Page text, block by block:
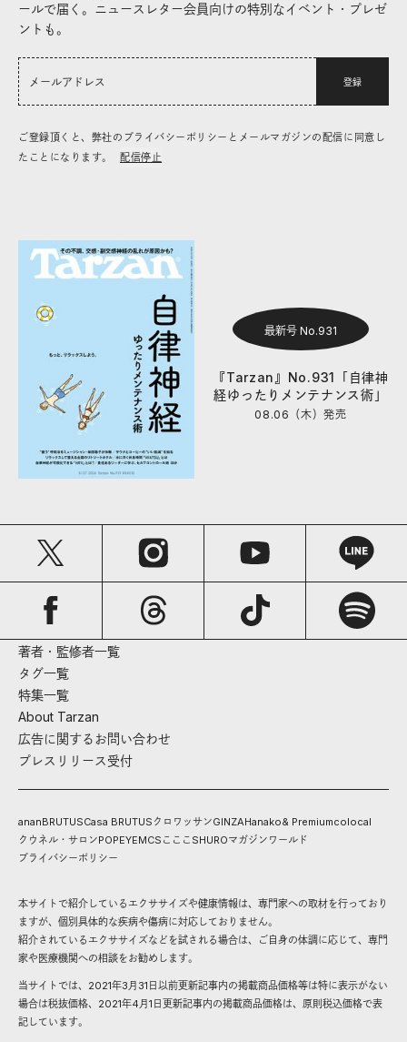
ールで届く。ニュースレター会員向けの特別なイベント・プレゼ
ントも。
登録
ご登録頂くと、弊社のプライバシーポリシーとメールマガジンの配信に同意し
たことになります。
配信停止
最新号 No.931
『Tarzan』No.931「自律神
経ゆったりメンテナンス術」
08.06（木）発売
著者・監修者一覧
タグ一覧
特集一覧
About Tarzan
広告に関するお問い合わせ
プレスリリース受付
ananBRUTUSCasa BRUTUS クロワッサンGINZAHanako& Premiumcolocal
クウネル・サロンPOPEYEMCS こここ SHUROマガジンワールド
プライバシーポリシー
本サイトで紹介しているエクササイズや健康情報は、専門家への取材を行っており
ますが、個別具体的な疾病や傷病に対応しておりません。
紹介されているエクササイズなどを試される場合は、ご自身の体調に応じて、専門
家や医療機関への相談をお勧めします。
当サイトでは、2021年3月31日以前更新記事内の掲載商品価格等は特に表示がない
場合は税抜価格、2021年4月1日更新記事内の掲載商品価格は、原則税込価格で表
記しています。